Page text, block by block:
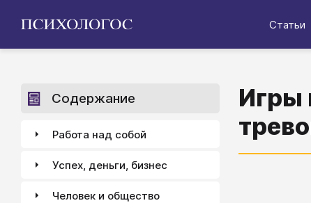
Статьи
Игры
Содержание
Работа над собой
Успех, деньги, бизнес
Человек и общество